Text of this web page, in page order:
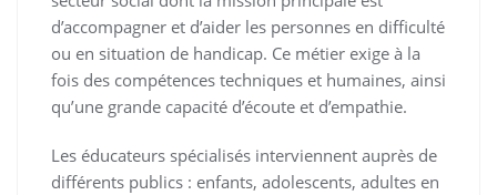
d’accompagner et d’aider les personnes en difficulté
ou en situation de handicap. Ce métier exige à la
fois des compétences techniques et humaines, ainsi
qu’une grande capacité d’écoute et d’empathie.
Les éducateurs spécialisés interviennent auprès de
différents publics : enfants, adolescents, adultes en